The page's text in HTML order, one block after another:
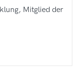
Mitglied der